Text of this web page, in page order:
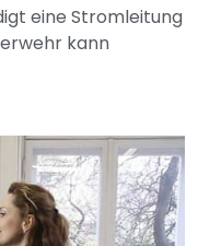
eine Stromleitung
kann